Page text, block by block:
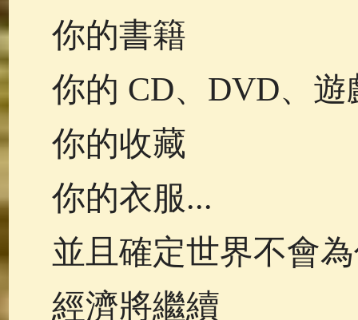
你的書籍
你的 CD、DVD、遊
你的收藏
你的衣服...
並且確定世界不會
經濟將繼續